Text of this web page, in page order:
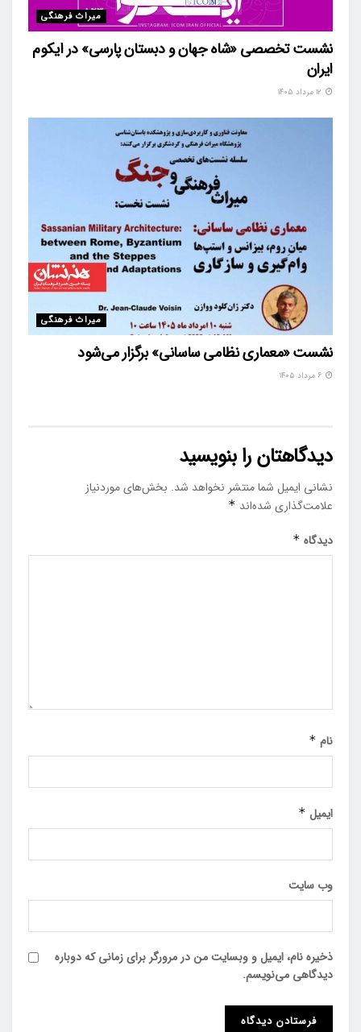
میراث فرهنگی
نشست تخصصی «شاه‌ جهان و دبستان پارسی» در ایکوم
ایران
میراث فرهنگی
نشست «معماری نظامی ساسانی» برگزار می‌شود
دیدگاهتان را بنویسید
نشانی ایمیل شما منتشر نخواهد شد. بخش‌های موردنیاز
علامت‌گذاری شده‌اند *
دیدگاه *
نام *
ایمیل *
وب‌ سایت
ذخیره نام، ایمیل و وبسایت من در مرورگر برای زمانی که دوباره
دیدگاهی می‌نویسم.